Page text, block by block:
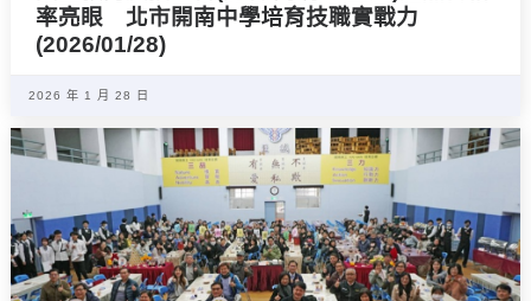
率亮眼 北市開南中學培育技職實戰力
(2026/01/28)
2026 年 1 月 28 日